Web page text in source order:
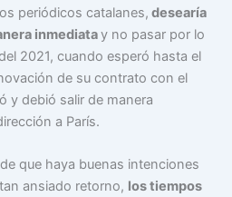
periódicos catalanes, desearía
inmediatay no pasar por lo
2021, cuando esperó hasta el
de su contrato con el
y debió salir de manera
a París.
que haya buenas intenciones
ansiado retorno, los tiempos